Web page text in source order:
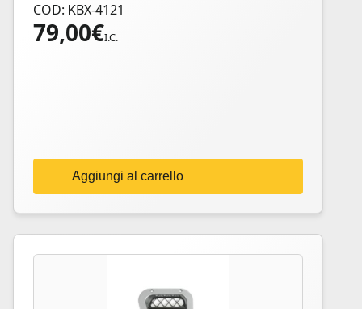
COD: KBX-4121
79,00€I.C.
Aggiungi al carrello